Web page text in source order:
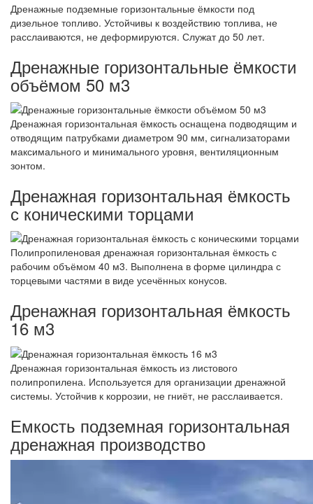
Дренажные подземные горизонтальные ёмкости под
дизельное топливо. Устойчивы к воздействию топлива, не
расслаиваются, не деформируются. Служат до 50 лет.
Дренажные горизонтальные ёмкости
объёмом 50 м3
Дренажная горизонтальная ёмкость оснащена подводящим и
отводящим патрубками диаметром 90 мм, сигнализаторами
максимального и минимального уровня, вентиляционным
зонтом.
Дренажная горизонтальная ёмкость
с коническими торцами
Полипропиленовая дренажная горизонтальная ёмкость с
рабочим объёмом 40 м3. Выполнена в форме цилиндра с
торцевыми частями в виде усечённых конусов.
Дренажная горизонтальная ёмкость
16 м3
Дренажная горизонтальная ёмкость из листового
полипропилена. Используется для организации дренажной
системы. Устойчив к коррозии, не гниёт, не расслаивается.
Емкость подземная горизонтальная
дренажная производство